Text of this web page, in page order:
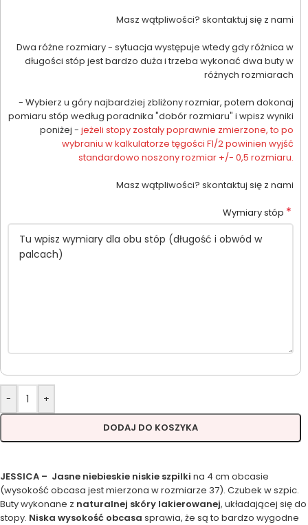
Masz wątpliwości? skontaktuj się z nami
Dwa różne rozmiary - sytuacja występuje wtedy gdy różnica w
długości stóp jest bardzo duża i trzeba wykonać dwa buty w
różnych rozmiarach
- Wybierz u góry najbardziej zbliżony rozmiar, potem dokonaj
pomiaru stóp według poradnika "dobór rozmiaru" i wpisz wyniki
poniżej - jeżeli stopy zostały poprawnie zmierzone, to po
wybraniu w kalkulatorze tęgości F1/2 powinien wyjść
standardowo noszony rozmiar +/- 0,5 rozmiaru.
Masz wątpliwości? skontaktuj się z nami
Wymiary stóp *
- +
DODAJ DO KOSZYKA
JESSICA – Jasne niebieskie niskie szpilki na 4 cm obcasie
(wysokość obcasa jest mierzona w rozmiarze 37). Czubek w szpic.
Buty wykonane z naturalnej skóry lakierowanej, układającej się do
stopy. Niska wysokość obcasa sprawia, że są to bardzo wygodne